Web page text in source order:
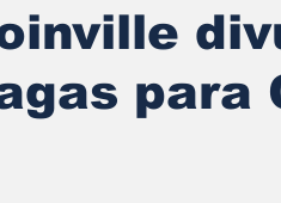
para